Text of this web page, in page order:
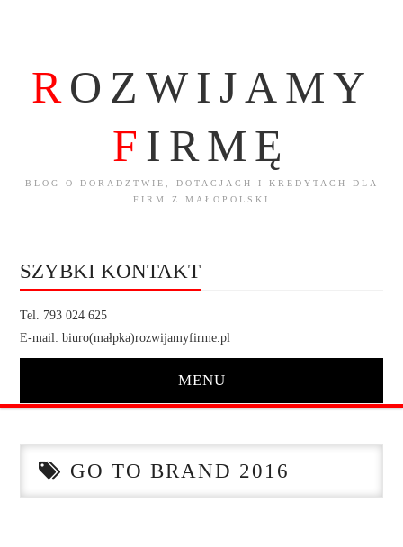
ROZWIJAMY
F IRMĘ
BLOG O DORADZTWIE, DOTACJACH I KREDYTACH DLA
FIRM Z MAŁOPOLSKI
SZYBKI KONTAKT
Tel. 793 024 625
E-mail: biuro(małpka)rozwijamyfirme.pl
MENU
O NASGO TO BRAND 2016